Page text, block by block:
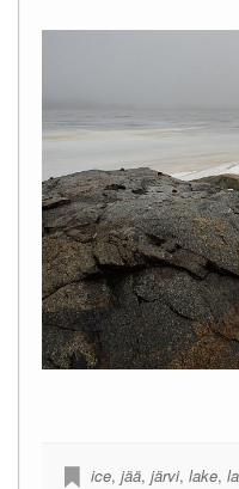
ice, jää, järvi, lake,